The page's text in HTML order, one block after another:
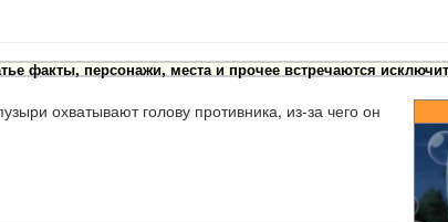
факты, персонажи, места и прочее встречаются
охватывают голову противника, из-за чего он